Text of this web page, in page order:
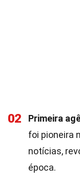
02 Primeira
foi pioneira
notícias,
época.